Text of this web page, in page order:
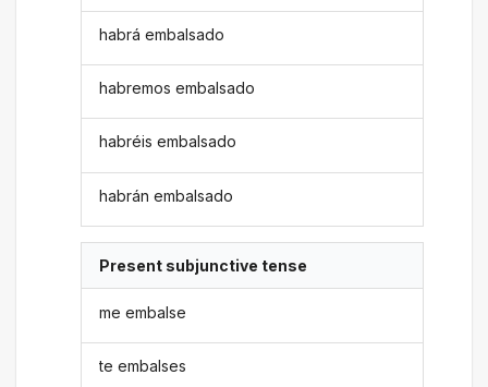
habrá embalsado
habremos embalsado
habréis embalsado
habrán embalsado
Present subjunctive tense
me embalse
te embalses